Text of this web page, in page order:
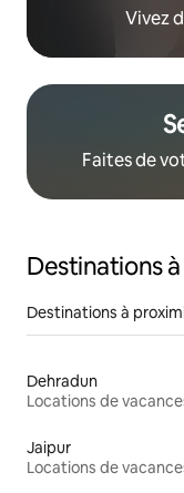
Vivez
Faites de
Destinations
Destinations à
Dehradun
Locations de
Jaipur
Locations de